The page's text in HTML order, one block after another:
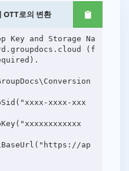
OTT로의 변환
Key and Storage Na
(f
xxxx-xxx
ap